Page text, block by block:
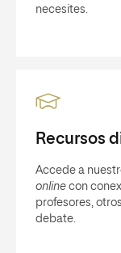
necesites.
Recursos
Accede a
online con
profesores,
debate.